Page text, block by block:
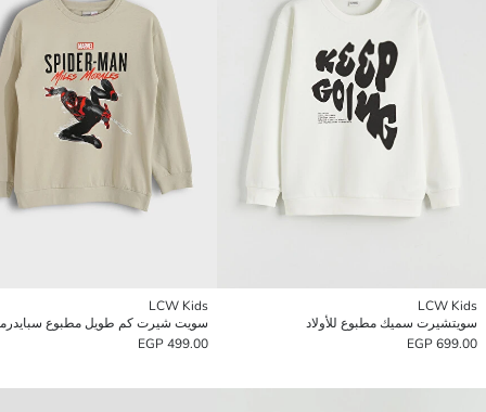
LCW Kids
سويتشيرت سميك مطبوع للأولاد
699.00 EGP
LCW Kids
499.00 EGP